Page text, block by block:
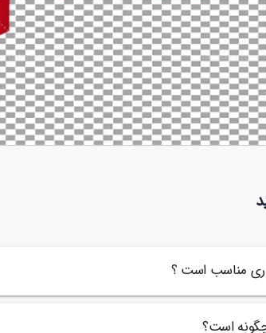
مناسب است ؟
است؟